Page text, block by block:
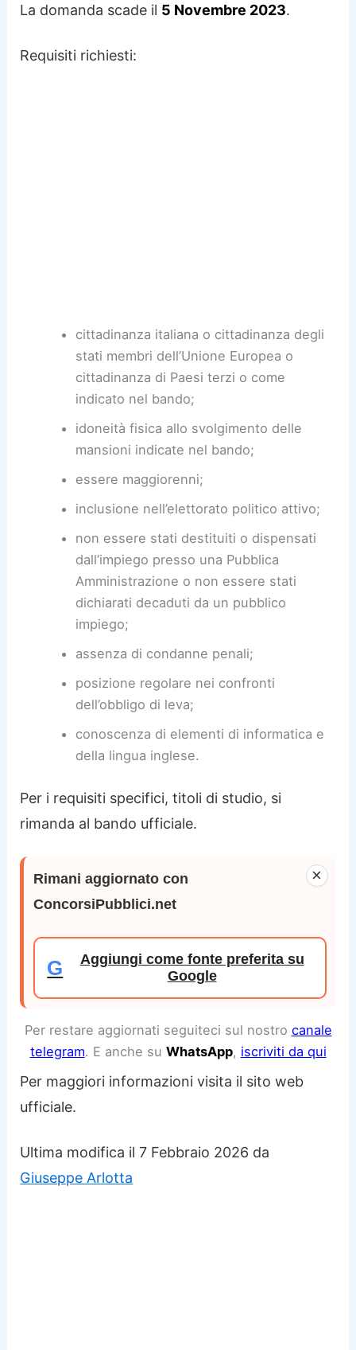
La domanda scade il 5 Novembre 2023.
Requisiti richiesti:
cittadinanza italiana o cittadinanza degli
stati membri dell’Unione Europea o
cittadinanza di Paesi terzi o come
indicato nel bando;
idoneità fisica allo svolgimento delle
mansioni indicate nel bando;
essere maggiorenni;
inclusione nell’elettorato politico attivo;
non essere stati destituiti o dispensati
dall’impiego presso una Pubblica
Amministrazione o non essere stati
dichiarati decaduti da un pubblico
impiego;
assenza di condanne penali;
posizione regolare nei confronti
dell’obbligo di leva;
conoscenza di elementi di informatica e
della lingua inglese.
Per i requisiti specifici, titoli di studio, si
rimanda al bando ufficiale.
×
Rimani aggiornato con
ConcorsiPubblici.net
G
Aggiungi come fonte preferita su
Google
Per restare aggiornati seguiteci sul nostro canale
telegram. E anche su WhatsApp, iscriviti da qui
Per maggiori informazioni visita il sito web
ufficiale.
Ultima modifica il 7 Febbraio 2026 da
Giuseppe Arlotta